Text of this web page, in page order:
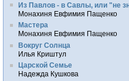
Из Павлов - в Савлы, или "не
Монахиня Евфимия Пащенко
Мастера
Монахиня Евфимия Пащенко
Вокруг Солнца
Илья Криштул
Царской Семье
Надежда Кушкова